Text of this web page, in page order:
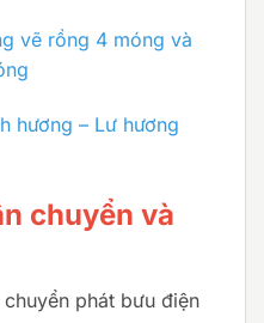
vẽ rồng 4 móng và
hương – Lư hương
chuyển và
phát bưu điện